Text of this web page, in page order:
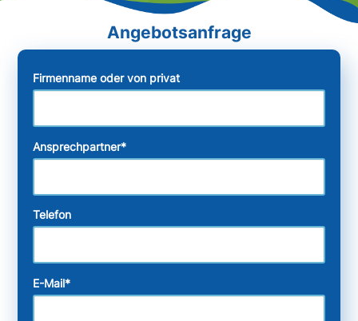
Firmenname oder von privat
Ansprechpartner*
Telefon
E-Mail*